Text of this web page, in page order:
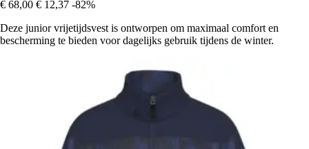
€ 68,00 € 12,37 -82%
Deze junior vrijetijdsvest is ontworpen om maximaal comfort en
bescherming te bieden voor dagelijks gebruik tijdens de winter.